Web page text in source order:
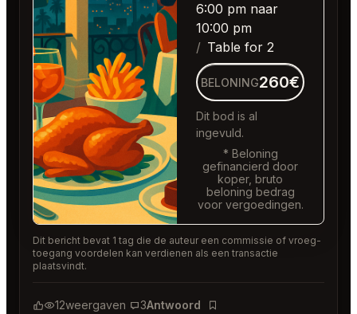
6:00 pm naar
10:00 pm
Table for 2
BELONING260€
Dit bod is al
ingevuld.
* Beloning
gefinancierd door
koper, bruto
beloning bedrag
voor vergoedingen.
Dit bericht bevat 1 tag die de auteur een commissie of vroeg-
toegang voordelen kan verdienen als een transactie
plaatsvindt.
12weergaven 3Antwoord